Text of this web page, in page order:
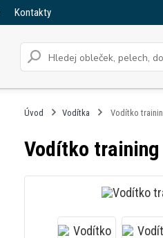
Kontakty
Úvod Vodítka Vodítko
Vodítko training